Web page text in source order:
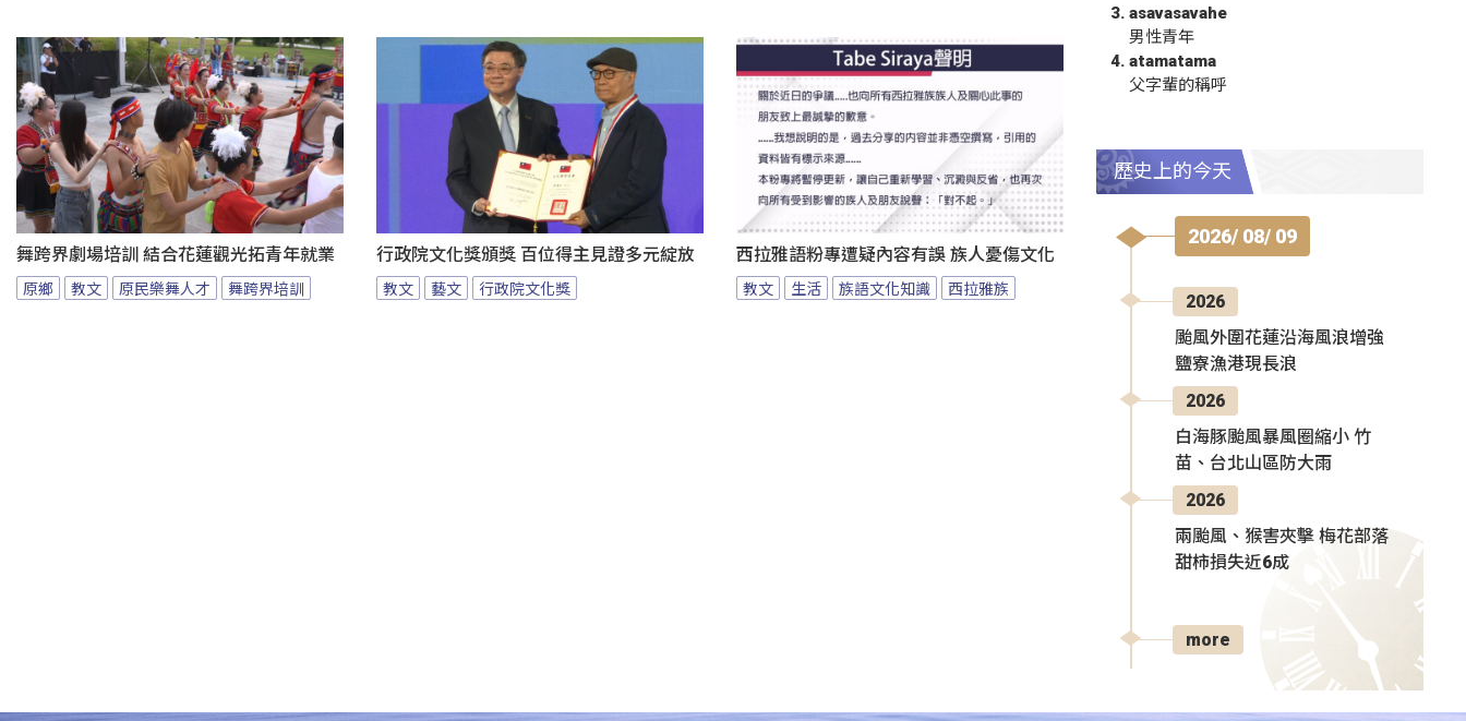
舞跨界劇場培訓 結合花蓮觀光拓青年就業
原鄉 教文 原民樂舞人才 舞跨界培訓
行政院文化獎頒獎 百位得主見證多元綻放
教文 藝文 行政院文化獎
西拉雅語粉專遭疑內容有誤 族人憂傷文化
教文 生活 族語文化知識 西拉雅族
asavasavahe
男性青年
atamatama
父字輩的稱呼
歷史上的今天
2026/ 08/ 09
2026
颱風外圍花蓮沿海風浪增強
鹽寮漁港現長浪
2026
白海豚颱風暴風圈縮小 竹
苗、台北山區防大雨
2026
兩颱風、猴害夾擊 梅花部落
甜柿損失近6成
more